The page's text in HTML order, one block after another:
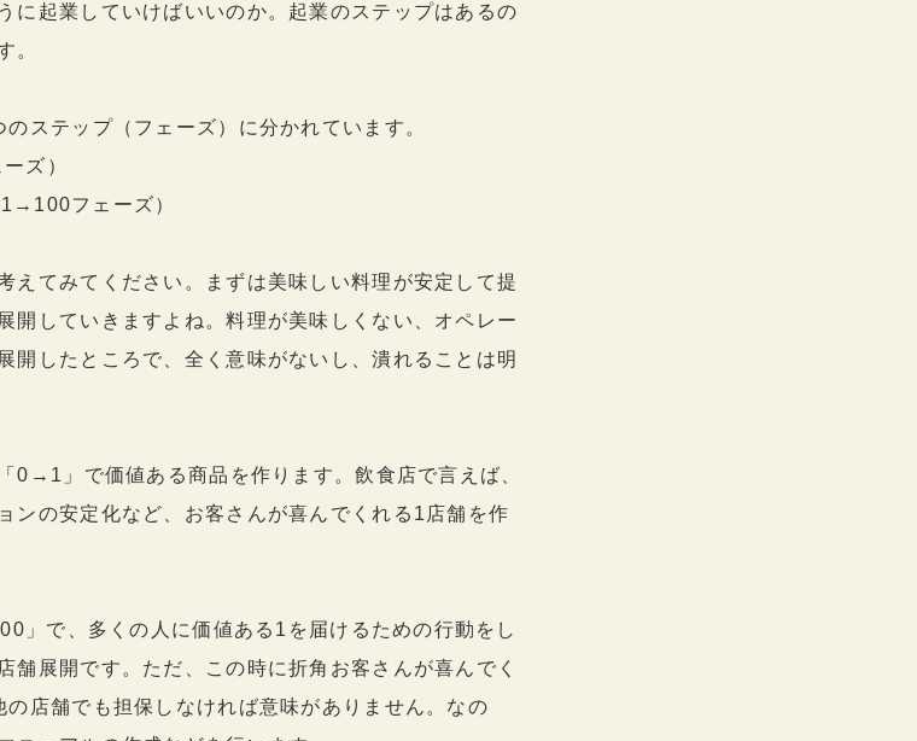
に起業していけばいいのか。起業のステップはあるの
。
ステップ（フェーズ）に分かれています。
ズ）
フェーズ）
えてみてください。まずは美味しい料理が安定して提
開していきますよね。料理が美味しくない、オペレー
開したところで、全く意味がないし、潰れることは明
0→1」で価値ある商品を作ります。飲食店で言えば、
ンの安定化など、お客さんが喜んでくれる1店舗を作
」で、多くの人に価値ある1を届けるための行動をし
舗展開です。ただ、この時に折角お客さんが喜んでく
店舗でも担保しなければ意味がありません。なの